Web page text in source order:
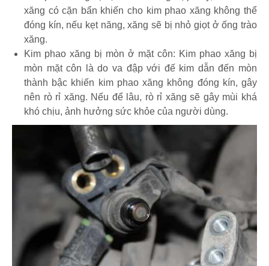
xăng có cặn bẩn khiến cho kim phao xăng không thể
đóng kín, nếu kẹt năng, xăng sẽ bị nhỏ giọt ở ống trào
xăng.
Kim phao xăng bị mòn ở mặt côn: Kim phao xăng bị
mòn mặt côn là do va đập với đế kim dẫn đến mòn
thành bậc khiến kim phao xăng không đóng kín, gây
nên rò rỉ xăng. Nếu để lâu, rò rỉ xăng sẽ gây mùi khá
khó chịu, ảnh hưởng sức khỏe của người dùng.